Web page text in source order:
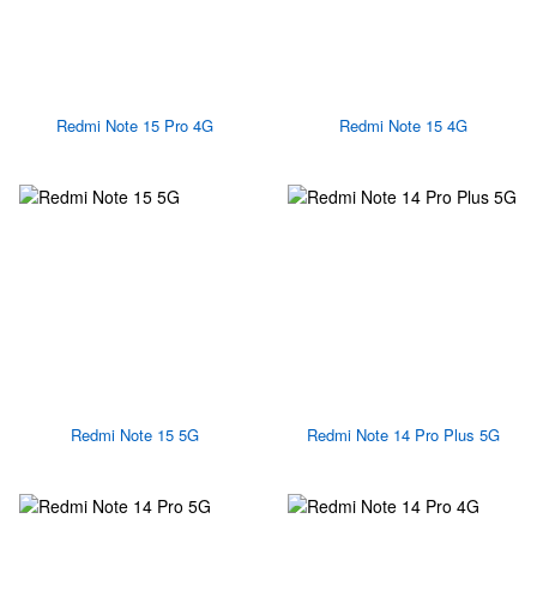
Redmi Note 15 Pro 4G Redmi Note 15 4G
Redmi Note 15 5G Redmi Note 14 Pro Plus 5G